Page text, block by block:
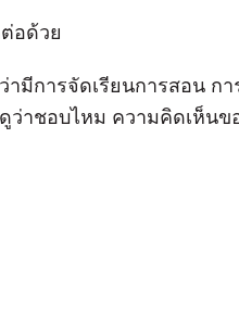
อด้วย
ามีการจัดเรียนการสอน ก
ว่าชอบไหม ความคิดเห็น